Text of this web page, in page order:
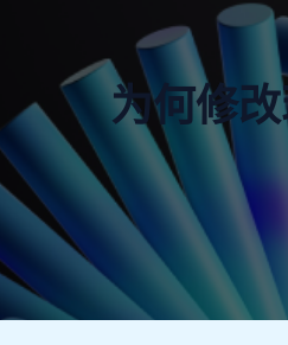
为何修